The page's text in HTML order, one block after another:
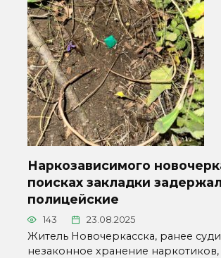
Наркозависимого
поисках закладки
полицейские
143 23.08.2025
Житель Новочеркасска, ранее
незаконное хранение